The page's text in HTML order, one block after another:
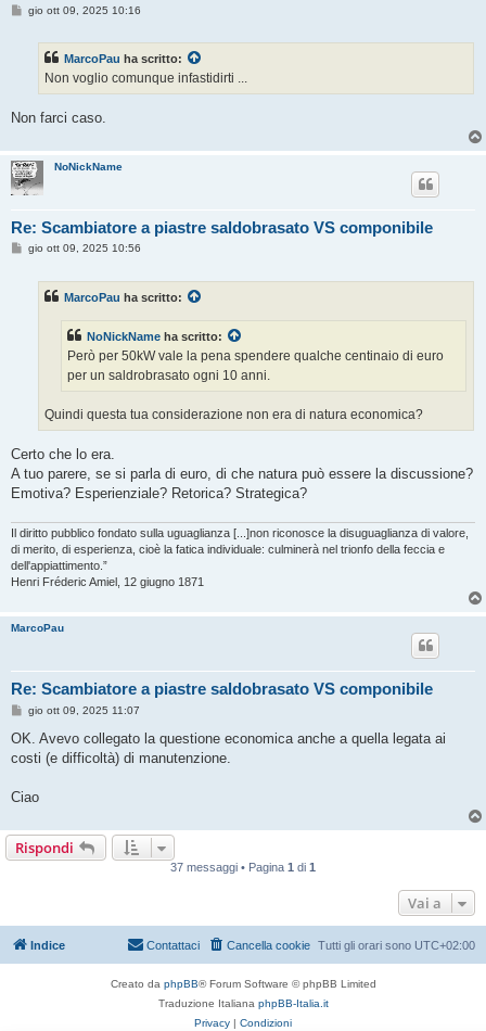
M
o
gio ott 09, 2025 10:16
MarcoPau ha scritto:
Non voglio comunque infastidirti ...
Non farci caso.
NoNickName
Re: Scambiatore a piastre saldobrasato VS componibile
Mgio ott 09, 2025 10:56
MarcoPau ha scritto:
NoNickName ha scritto:
Però per 50kW vale la pena spendere qualche centinaio di euro
per un saldrobrasato ogni 10 anni.
Quindi questa tua considerazione non era di natura economica?
Certo che lo era.
A tuo parere, se si parla di euro, di che natura può essere la discussione?
Emotiva? Esperienziale? Retorica? Strategica?
Il diritto pubblico fondato sulla uguaglianza [...]non riconosce la disuguaglianza di valore,
di merito, di esperienza, cioè la fatica individuale: culminerà nel trionfo della feccia e
dell'appiattimento.”
Henri Fréderic Amiel, 12 giugno 1871
MarcoPau
Re: Scambiatore a piastre saldobrasato VS componibile
M
s
a
i
gio ott 09, 2025 11:07
OK. Avevo collegato la questione economica anche a quella legata ai
costi (e difficoltà) di manutenzione.
Ciao
Rispondi
37 messaggi • Pagina 1 di 1
Vai a
Indice Tutti gli orari sono UTC+02:00
Cancella cookie
Contattaci
Creato da phpBB® Forum Software © phpBB Limited
Traduzione Italiana phpBB-Italia.it
Privacy | Condizioni